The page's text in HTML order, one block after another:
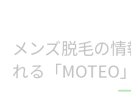
メンズ脱毛の
れる「MOTEO